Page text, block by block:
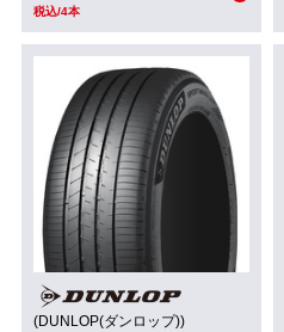
税込/4本
(DUNLOP(ダンロップ))